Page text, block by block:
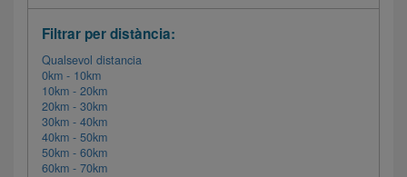
Filtrar per distància:
Qualsevol distancia
0km - 10km
10km - 20km
20km - 30km
30km - 40km
40km - 50km
50km - 60km
60km - 70km